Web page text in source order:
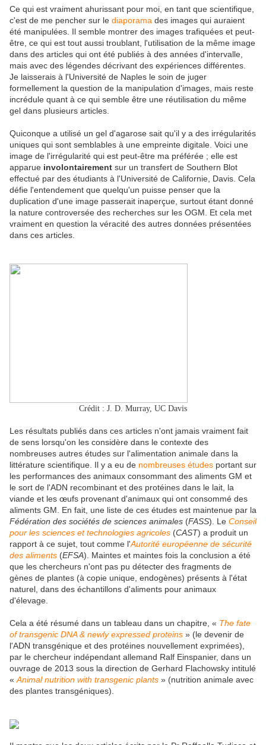
Ce qui est vraiment ahurissant pour moi, en tant que scientifique,
c'est de me pencher sur le diaporama des images qui auraient
été manipulées. Il semble montrer des images trafiquées et peut-
être, ce qui est tout aussi troublant, l'utilisation de la même image
dans des articles qui ont été publiés à des années d'intervalle,
mais avec des légendes décrivant des expériences différentes.
Je laisserais à l'Université de Naples le soin de juger
formellement la question de la manipulation d'images, mais reste
incrédule quant à ce qui semble être une réutilisation du même
gel dans plusieurs articles.
Quiconque a utilisé un gel d'agarose sait qu'il y a des irrégularités
uniques qui sont semblables à une empreinte digitale. Voici une
image de l'irrégularité qui est peut-être ma préférée ; elle est
apparue involontairement sur un transfert de Southern Blot
effectué par des étudiants à l'Université de Californie, Davis. Cela
défie l'entendement que quelqu'un puisse penser que la
duplication d'une image passerait inaperçue, surtout étant donné
la nature controversée des recherches sur les OGM. Et cela met
vraiment en question la véracité des autres données présentées
dans ces articles.
Crédit : J. D. Murray, UC Davis
Les résultats publiés dans ces articles n'ont jamais vraiment fait
de sens lorsqu'on les considère dans le contexte des
nombreuses autres études sur l'alimentation animale dans la
littérature scientifique. Il y a eu de nombreuses études portant sur
les performances des animaux consommant des aliments GM et
le sort de l'ADN recombinant et des protéines dans le lait, la
viande et les œufs provenant d'animaux qui ont consommé des
aliments GM. En fait, une liste de ces études est maintenue par la
Fédération des sociétés de sciences animales (FASS). Le Conseil
pour les sciences et technologies agricoles (CAST) a produit un
rapport à ce sujet, tout comme l'Autorité européenne de sécurité
des aliments (EFSA). Maintes et maintes fois la conclusion a été
que les chercheurs n'ont pas pu détecter des fragments de
gènes de plantes (à copie unique, endogènes) présents à l'état
naturel, dans des échantillons d'aliments pour animaux
d'élevage.
Cela a été résumé dans un tableau dans un chapitre, « The fate
of transgenic DNA & newly expressed proteins » (le devenir de
l'ADN transgénique et des protéines nouvellement exprimées),
par le chercheur indépendant allemand Ralf Einspanier, dans un
ouvrage de 2013 sous la direction de Gerhard Flachowsky intitulé
« Animal nutrition with transgenic plants » (nutrition animale avec
des plantes transgéniques).